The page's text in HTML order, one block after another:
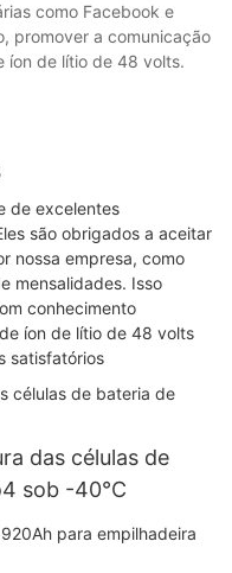
como Facebook e
promover a comunicação
íon de lítio de 48 volts.
de excelentes
são obrigados a aceitar
nossa empresa, como
mensalidades. Isso
conhecimento
íon de lítio de 48 volts
satisfatórios
das células de
sob -40°C